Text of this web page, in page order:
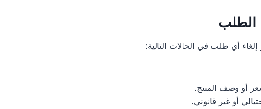
أي طلب في الحالات التالية:
أو وصف المنتج.
أو غير قانوني.